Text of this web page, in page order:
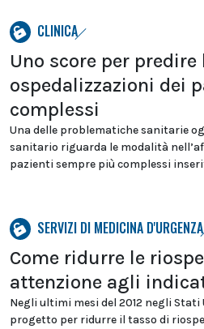
CLINICA
Uno score per predire
ospedalizzazioni dei
complessi
Una delle problematiche sanitarie
sanitario riguarda le modalità
pazienti sempre più complessi
SERVIZI DI MEDICINA D'URGENZA
Come ridurre le
attenzione agli
Negli ultimi mesi del 2012 negli
progetto per ridurre il tasso di